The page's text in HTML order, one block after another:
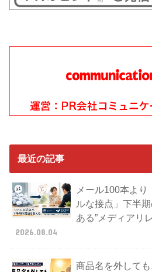
最近の記事
メール100本よ
ルな接点」下半
ある”メディアリ
2026.08.04
商品名を外して